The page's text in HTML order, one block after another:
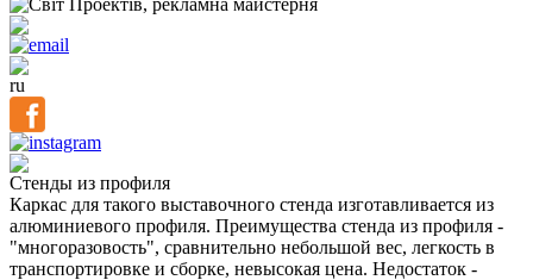
ru
Стенды из профиля
Каркас для такого выставочного стенда изготавливается из
алюминиевого профиля. Преимущества стенда из профиля -
"многоразовость", сравнительно небольшой вес, легкость в
транспортировке и сборке, невысокая цена. Недостаток -